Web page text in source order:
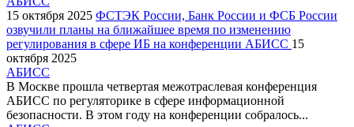
15 октября 2025 ФСТЭК России, Банк России и ФСБ России
озвучили планы на ближайшее время по изменению
регулирования в сфере ИБ на конференции АБИСС 15
октября 2025
АБИСС
В Москве прошла четвертая межотраслевая конференция
АБИСС по регуляторике в сфере информационной
безопасности. В этом году на конференции собралось...